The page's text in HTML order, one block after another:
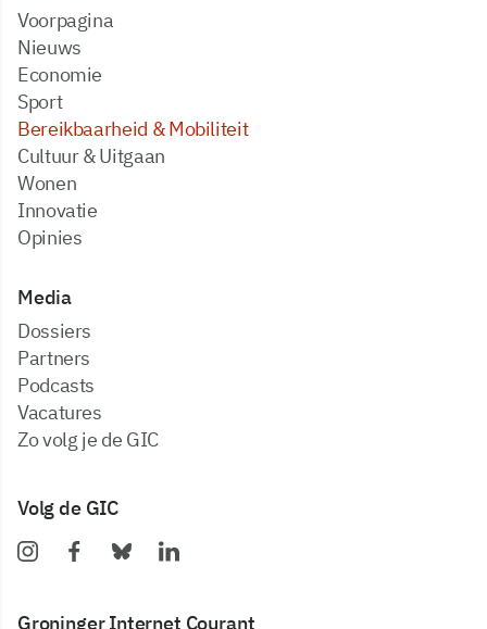
Voorpagina
Nieuws
Economie
Sport
Bereikbaarheid & Mobiliteit
Cultuur & Uitgaan
Wonen
Innovatie
Opinies
Media
dossiers
partners
podcasts
vacatures
zo volg je de GIC
Volg de GIC
Groninger Internet Courant